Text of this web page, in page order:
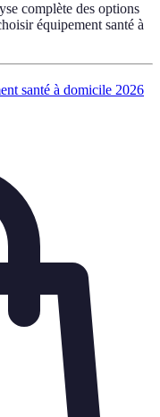
complète des options
équipement santé à
santé à domicile 2026